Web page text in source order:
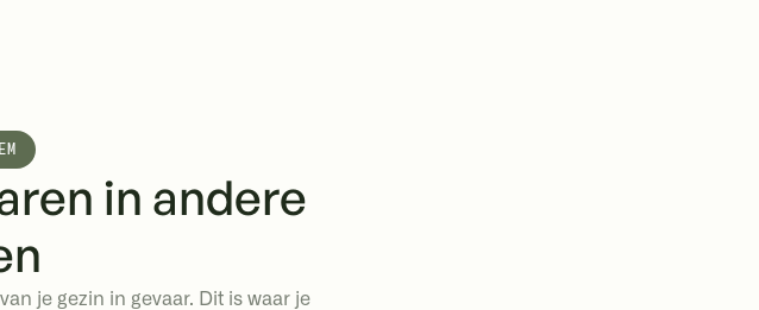
in andere
je gezin in gevaar. Dit is waar je